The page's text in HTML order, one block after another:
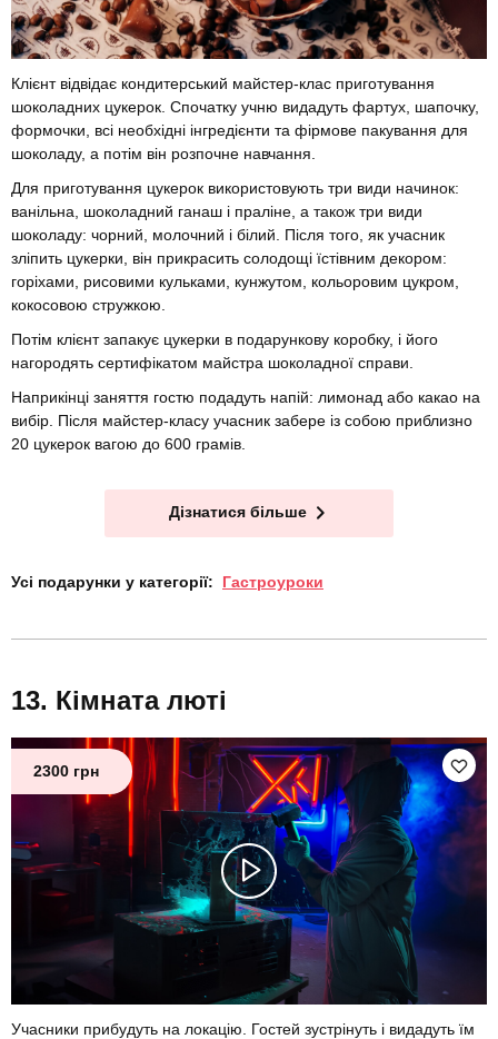
Клієнт відвідає кондитерський майстер-клас приготування
шоколадних цукерок. Спочатку учню видадуть фартух, шапочку,
формочки, всі необхідні інгредієнти та фірмове пакування для
шоколаду, а потім він розпочне навчання.
Для приготування цукерок використовують три види начинок:
ванільна, шоколадний ганаш і праліне, а також три види
шоколаду: чорний, молочний і білий. Після того, як учасник
зліпить цукерки, він прикрасить солодощі їстівним декором:
горіхами, рисовими кульками, кунжутом, кольоровим цукром,
кокосовою стружкою.
Потім клієнт запакує цукерки в подарункову коробку, і його
нагородять сертифікатом майстра шоколадної справи.
Наприкінці заняття гостю подадуть напій: лимонад або какао на
вибір. Після майстер-класу учасник забере із собою приблизно
20 цукерок вагою до 600 грамів.
Дізнатися більше
Усі подарунки у категорії: Гастроуроки
Кімната люті
2300 грн
Учасники прибудуть на локацію. Гостей зустрінуть і видадуть їм